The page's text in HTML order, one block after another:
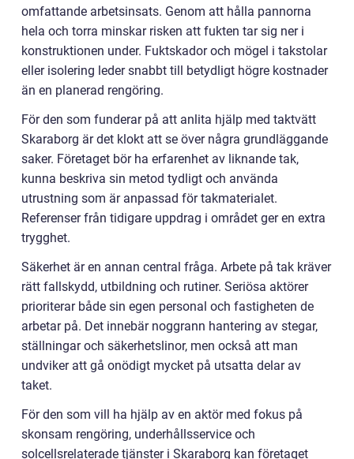
omfattande arbetsinsats. Genom att hålla pannorna
hela och torra minskar risken att fukten tar sig ner i
konstruktionen under. Fuktskador och mögel i takstolar
eller isolering leder snabbt till betydligt högre kostnader
än en planerad rengöring.
För den som funderar på att anlita hjälp med taktvätt
Skaraborg är det klokt att se över några grundläggande
saker. Företaget bör ha erfarenhet av liknande tak,
kunna beskriva sin metod tydligt och använda
utrustning som är anpassad för takmaterialet.
Referenser från tidigare uppdrag i området ger en extra
trygghet.
Säkerhet är en annan central fråga. Arbete på tak kräver
rätt fallskydd, utbildning och rutiner. Seriösa aktörer
prioriterar både sin egen personal och fastigheten de
arbetar på. Det innebär noggrann hantering av stegar,
ställningar och säkerhetslinor, men också att man
undviker att gå onödigt mycket på utsatta delar av
taket.
För den som vill ha hjälp av en aktör med fokus på
skonsam rengöring, underhållsservice och
solcellsrelaterade tjänster i Skaraborg kan företaget